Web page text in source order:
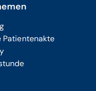
Patientenakte